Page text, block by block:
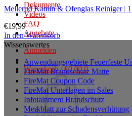
Dokumente
Videos
FAQ
Angebote
Anmelden
Warenkorb /€0,00 0
Mellerud Kamin & Ofenglas Reiniger |
€19,99
In den Warenkorb
Wissenswertes
Anwendungsgebiete Feuerfeste
FireMat Brandschutz Matte
FireMat Coupon Code
FireMat Unterlagen im Sales
Infotainment Brandschutz
Merkblatt zur Schadensverhütung